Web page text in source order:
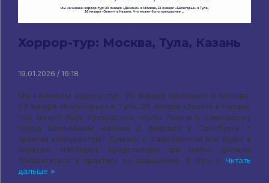
Хоррор-тур: Москва, Тула, Казань
19.01.2026 / 16:18
Мы начинаем хоррор-тур: 20 января «Динамо» в Москве,
23 января «Белогорье» в Туле, 26 января «Зенит» в Казани.
Что может быть прекраснее, чтобы понизить самооценку
перед важнейшим матчем 2 февраля в Оренбурге с
прямым конкурентом? Думаю, с самооценкой все будет в
порядке. Наоборот, предстоящие три матча должны
превратиться в практику ее повышения. В игре с Читать
дальше »